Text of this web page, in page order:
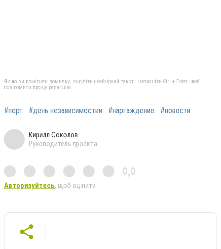
Якщо ви помітили помилку, виділіть необхідний текст і натисніть Ctrl + Enter, щоб
повідомити про це редакцію
#порт #день независимостии #наргаждение #новости
Кирилл Соколов
Руководитель проекта
0,0
Авторизуйтесь, щоб оцінити